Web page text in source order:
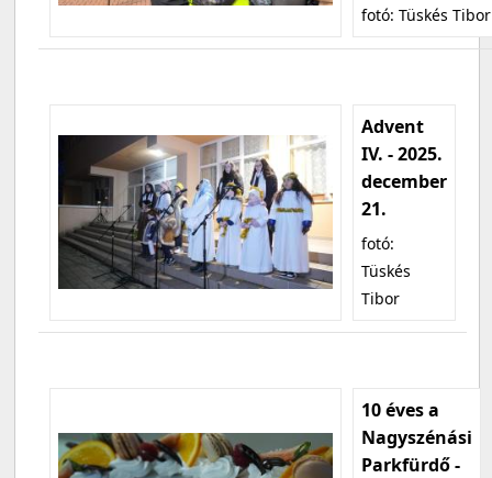
fotó: Tüskés Tibor
Advent
IV. - 2025.
december
21.
fotó:
Tüskés
Tibor
10 éves a
Nagyszénási
Parkfürdő -